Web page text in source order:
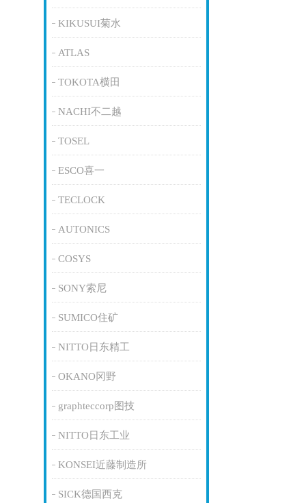
KIKUSUI菊水
ATLAS
TOKOTA横田
NACHI不二越
TOSEL
ESCO喜一
TECLOCK
AUTONICS
COSYS
SONY索尼
SUMICO住矿
NITTO日东精工
OKANO冈野
graphteccorp图技
NITTO日东工业
KONSEI近藤制造所
SICK德国西克